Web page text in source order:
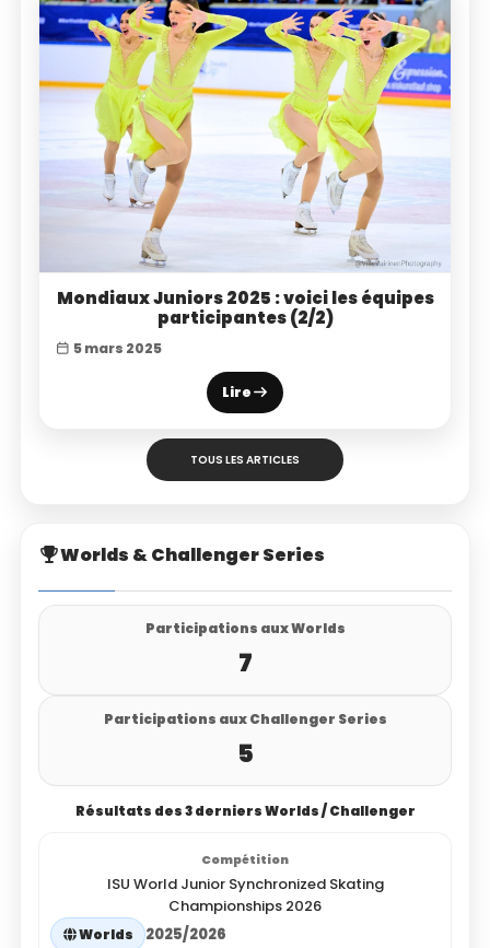
Mondiaux Juniors 2025 : voici les équipes
participantes (2/2)
5 mars 2025
Lire
TOUS LES ARTICLES
Worlds & Challenger Series
Participations aux Worlds
7
Participations aux Challenger Series
5
Résultats des 3 derniers Worlds / Challenger
ISU World Junior Synchronized Skating
Championships 2026
Worlds 2025/2026